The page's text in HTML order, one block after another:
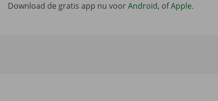
Download de gratis app nu voorAndroid, ofApple.